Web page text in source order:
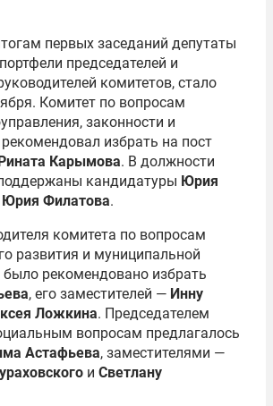
первых заседаний депутаты
председателей и
комитетов, стало
Комитет по вопросам
законности и
избрать на пост
Рината Карымова. В должности
кандидатуры Юрия
Юрия Филатова.
комитета по вопросам
развития и муниципальной
было рекомендовано избрать
, его заместителей — Инну
Ложкина. Председателем
вопросам предлагалось
Астафьева, заместителями —
и Светлану